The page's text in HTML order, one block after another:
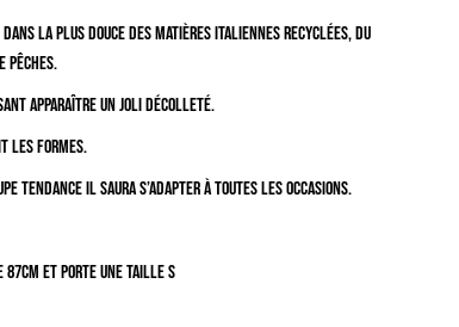
la plus douce des matières italiennes recyclées,du
apparaître un joli décolleté.
les formes.
tendance il saura s’adapter à toutes les occasions.
87cm et porte une taille S